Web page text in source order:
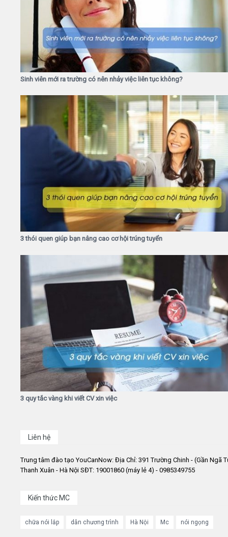
Sinh viên mới ra trường có nên nhảy việc liên tục không?
3 thói quen giúp bạn nâng cao cơ hội trúng tuyển
3 quy tắc vàng khi viết CV xin việc
Liên hệ
Trung tâm đào tạo YouCanNow: Địa Chỉ: 391 Trường Chinh - (Gần Ngã
Thanh Xuân - Hà Nội SĐT: 19001860 (máy lẻ 4) - 0985349755
Kiến thức MC
chữa nói lắp dẫn chương trình Hà Nội Mc nói ngọng